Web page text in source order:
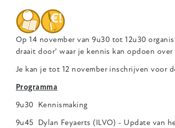
Op 14 november van 9u30 tot 12u30
draait door’ waar je kennis kan opdoen
Je kan je tot 12 november inschrijven voor
Programma
9u30 Kennismaking
9u45 Dylan Feyaerts (ILVO) - Update van